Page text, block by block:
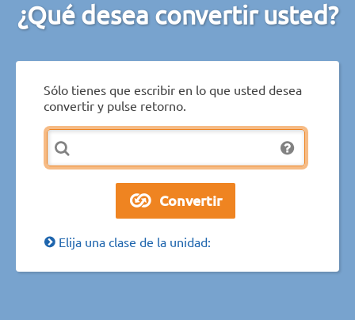
¿Qué desea convertir usted?
Sólo tienes que escribir en lo que usted desea
convertir y pulse retorno.
Elija una clase de la unidad: